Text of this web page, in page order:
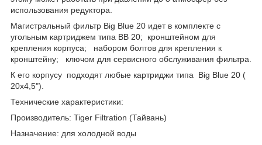
использования редуктора.
Магистральный фильтр Big Blue 20 идет в комплекте с
угольным картриджем типа ВВ 20; кронштейном для
крепления корпуса; набором болтов для крепления к
кронштейну; ключом для сервисного обслуживания фильтра.
К его корпусу подходят любые картриджи типа Big Blue 20 (
20х4,5").
Технические характеристики:
Производитель: Tiger Filtration (Тайвань)
Назначение: для холодной воды